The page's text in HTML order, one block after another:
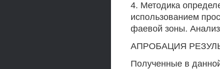
4. Методика
использованием
фаевой зоны. Анализ
АПРОБАЦИЯ
Полученные в